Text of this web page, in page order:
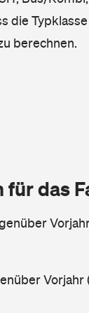
die
berechnen.
das
Vorjahr